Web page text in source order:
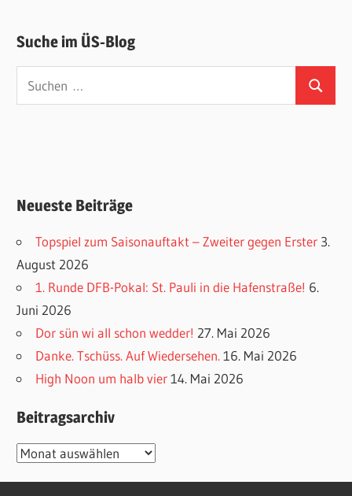
Suche im ÜS-Blog
Suchen
nach:
Suchen
Neueste Beiträge
Topspiel zum Saisonauftakt – Zweiter gegen Erster 3.
August 2026
1. Runde DFB-Pokal: St. Pauli in die Hafenstraße! 6.
Juni 2026
Dor sün wi all schon wedder! 27. Mai 2026
Danke. Tschüss. Auf Wiedersehen. 16. Mai 2026
High Noon um halb vier 14. Mai 2026
Beitragsarchiv
Beitragsarchiv